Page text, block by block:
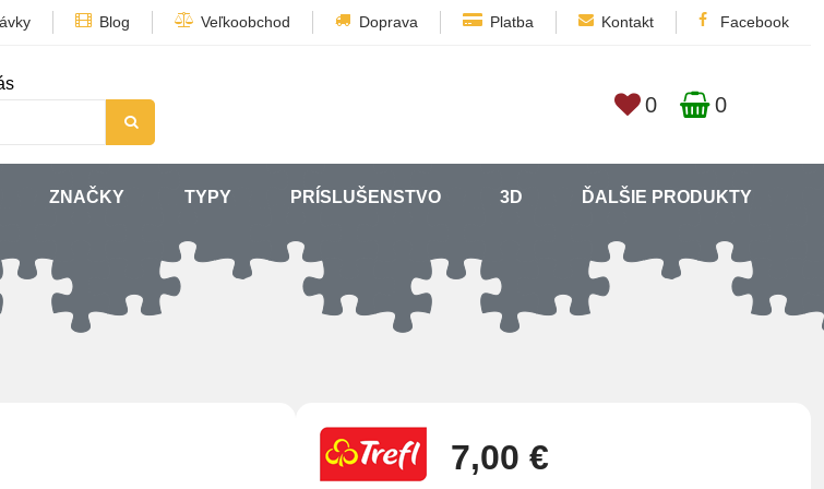
Blog Veľkoobchod Doprava Platba Kontakt Facebook
0 0
ZNAČKY TYPY PRÍSLUŠENSTVO 3D ĎALŠIE PRODUKTY
7,00 €